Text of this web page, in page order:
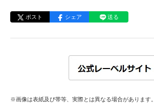
ポスト シェア 送る
※画像は表紙及び帯等、実際とは異なる場合があります。